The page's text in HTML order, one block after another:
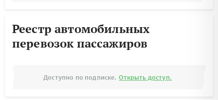
Реестр автомобильных
перевозок пассажиров
Доступно по подписке. Открыть доступ.